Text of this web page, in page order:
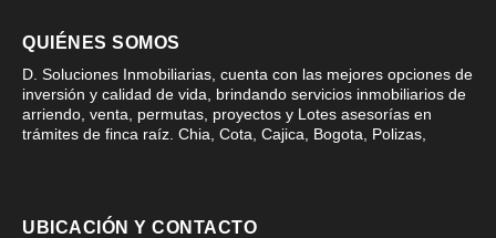
QUIÉNES SOMOS
D. Soluciones Inmobiliarias, cuenta con las mejores opciones de
inversión y calidad de vida, brindando servicios inmobiliarios de
arriendo, venta, permutas, proyectos y Lotes asesorías en
trámites de finca raíz. Chia, Cota, Cajica, Bogota, Polizas,
UBICACIÓN Y CONTACTO